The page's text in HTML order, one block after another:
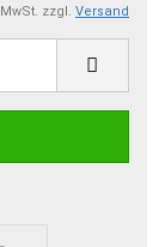
zzgl. Versand